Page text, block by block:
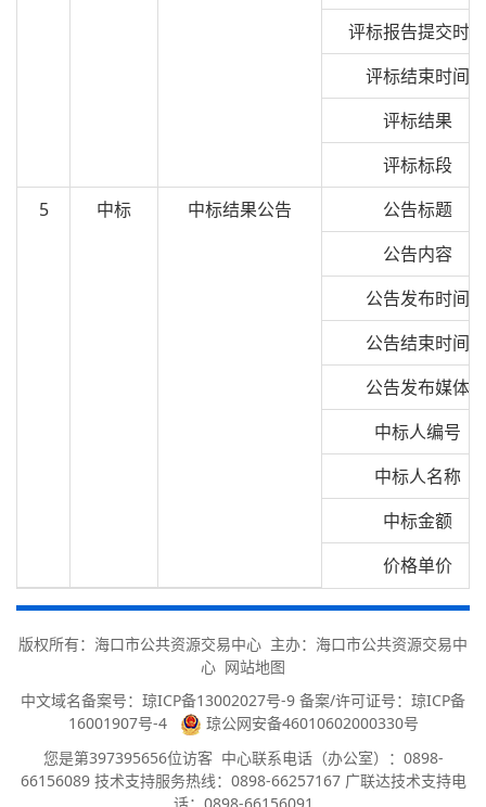
评标报告提交时间
评标结束时间
评标结果
评标标段
5
中标 中标结果公告
公告标题
公告内容
公告发布时间
公告结束时间
公告发布媒体
中标人编号
中标人名称
中标金额
价格单价
版权所有：海口市公共资源交易中心 主办：海口市公共资源交易中
心 网站地图
中文域名备案号： 琼ICP备13002027号-9 备案/许可证号：琼ICP备
16001907号-4
琼公网安备46010602000330号
您是第397395656位访客 中心联系电话（办公室）：0898-
66156089 技术支持服务热线：0898-66257167 广联达技术支持电